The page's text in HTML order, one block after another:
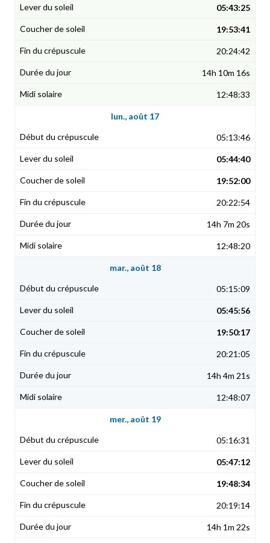
05:43:25
19:53:41
20:24:42
14h 10m 16s
12:48:33
lun., août 17
05:13:46
05:44:40
19:52:00
20:22:54
14h 7m 20s
12:48:20
mar., août 18
05:15:09
05:45:56
19:50:17
20:21:05
14h 4m 21s
12:48:07
mer., août 19
05:16:31
05:47:12
19:48:34
20:19:14
14h 1m 22s